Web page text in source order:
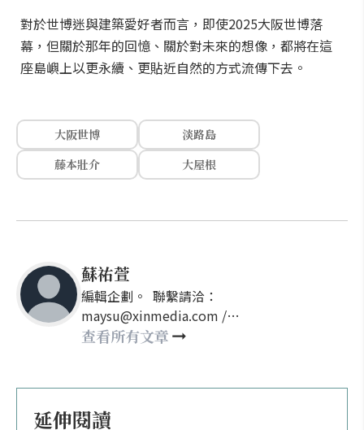
對於世博迷與建築愛好者而言，即使2025大阪世博落
幕，但關於那年的回憶、關於對未來的想像，都將在這
座島嶼上以更永續、更貼近自然的方式流傳下去。
大阪世博
淡路島
藤本壯介
大屋根
蘇祐萱
編輯企劃。 聯繫請洽：
maysu@xinmedia.com /
may860527@gmail.com
查看所有文章
延伸閱讀